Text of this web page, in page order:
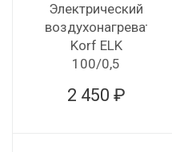
Электрический
воздухонагреватель
Korf ELK
100/0,5
2 450 ₽